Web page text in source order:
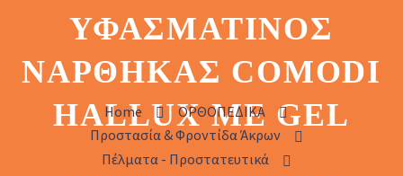
ΥΦΑΣΜΆΤΙΝΟΣ
ΝΆΡΘΗΚΑΣ COMODI
HALLUX ΜΕ GEL
Home
ΟΡΘΟΠΕΔΙΚΑ
Προστασία & Φροντίδα Άκρων
Πέλματα - Προστατευτικά